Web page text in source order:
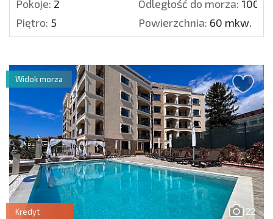
Pokoje: 2 Odległość do morza: 100
Piętro: 5 Powierzchnia: 60 mkw.
22
Kredyt
Widok morza